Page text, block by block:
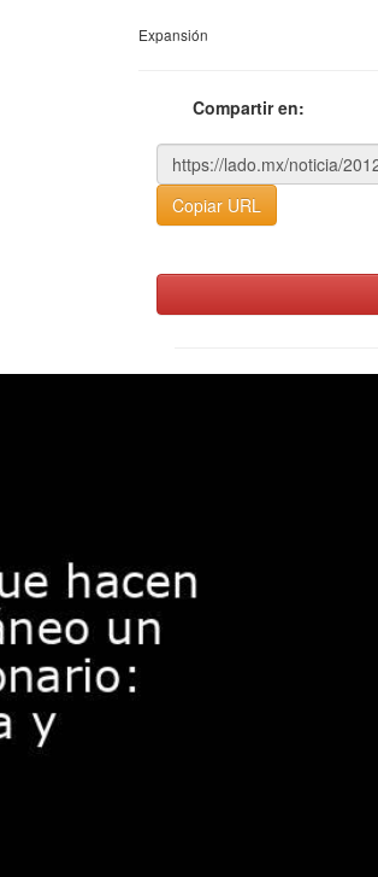
Expansión
Compartir en:
Copiar URL